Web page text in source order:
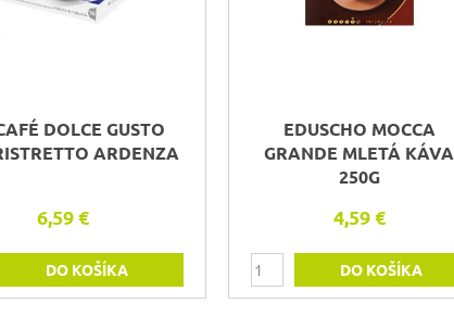
DOLCE GUSTO
ARDENZA
6,59 €
DO KOŠÍKA
EDUSCHO MOCCA
GRANDE MLETÁ KÁVA
250G
4,59 €
DO KOŠÍKA